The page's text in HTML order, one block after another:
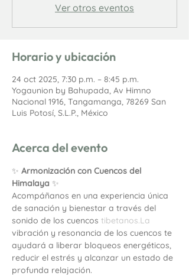
Ver otros eventos
Horario y ubicación
24 oct 2025, 7:30 p.m. – 8:45 p.m.
Yogaunion by Bahupada, Av Himno
Nacional 1916, Tangamanga, 78269 San
Luis Potosí, S.L.P., México
Acerca del evento
✨ Armonización con Cuencos del
Himalaya ✨
Acompáñanos en una experiencia única
de sanación y bienestar a través del
sonido de los cuencos tibetanos.La
vibración y resonancia de los cuencos te
ayudará a liberar bloqueos energéticos,
reducir el estrés y alcanzar un estado de
profunda relajación.